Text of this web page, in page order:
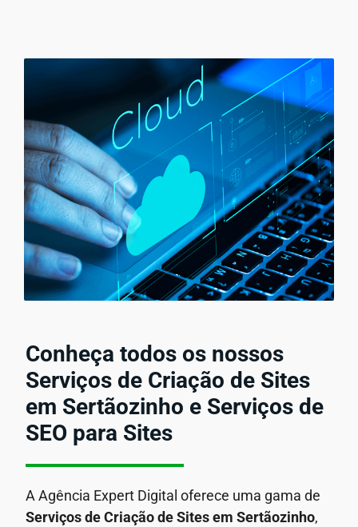
Conheça todos os nossos
Serviços de Criação de Sites
em Sertãozinho e Serviços de
SEO para Sites
A Agência Expert Digital oferece uma gama de
Serviços de Criação de Sites em Sertãozinho,